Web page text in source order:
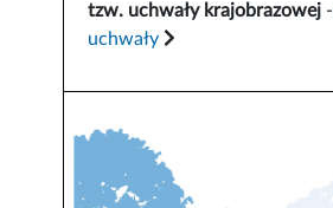
tzw. uchwały krajobrazowej-
uchwały